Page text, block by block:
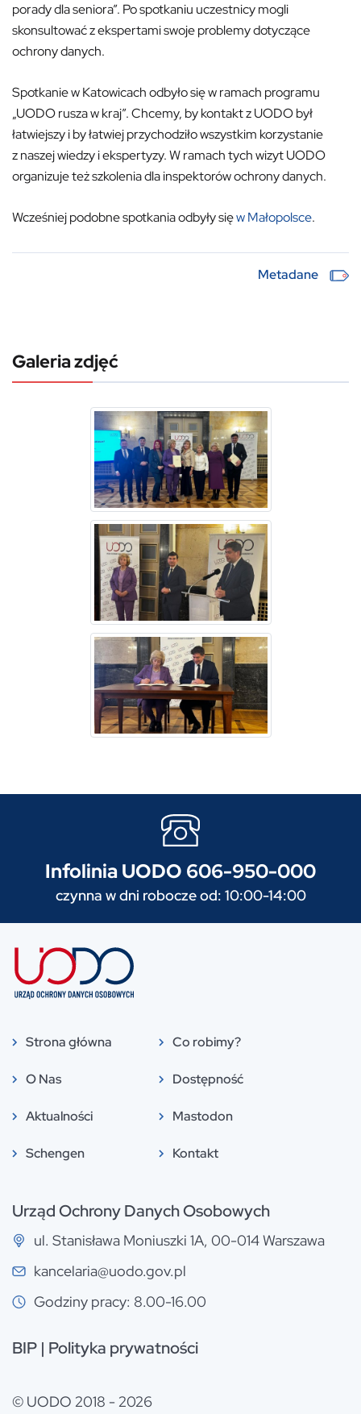
porady dla seniora”. Po spotkaniu uczestnicy mogli
skonsultować z ekspertami swoje problemy dotyczące
ochrony danych.
Spotkanie w Katowicach odbyło się w ramach programu
„UODO rusza w kraj”. Chcemy, by kontakt z UODO był
łatwiejszy i by łatwiej przychodziło wszystkim korzystanie
z naszej wiedzy i ekspertyzy. W ramach tych wizyt UODO
organizuje też szkolenia dla inspektorów ochrony danych.
Wcześniej podobne spotkania odbyły sięw Małopolsce.
Metadane
Galeria zdjęć
Infolinia UODO 606-950-000
czynna w dni robocze od: 10:00-14:00
Strona główna
O Nas
Aktualności
Schengen
Co robimy?
Dostępność
Mastodon
Kontakt
Urząd Ochrony Danych Osobowych
ul. Stanisława Moniuszki 1A, 00-014 Warszawa
kancelaria@uodo.gov.pl
Godziny pracy: 8.00-16.00
BIP | Polityka prywatności
© UODO 2018 - 2026